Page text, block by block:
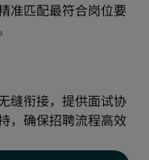
准匹配最符合岗位要
缝衔接，提供面试协
，确保招聘流程高效